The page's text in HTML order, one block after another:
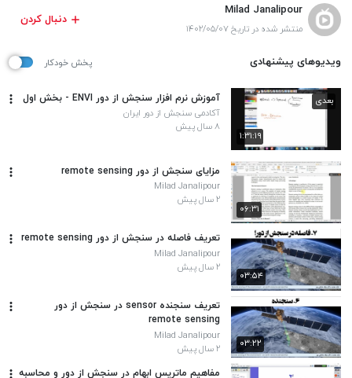
Milad Janalipour
منتشر شده در تاریخ ۱۴۰۲/۰۵/۰۷
دنبال کردن
ویدیوهای پیشنهادی پخش خودکار
۱:۳۱:۱۹
بعدی آموزش نرم افزار سنجش از دور ENVI - بخش اول
آکادمی سنجش از دور ایران
۸ سال پیش
۰۶:۳۱
مزایای سنجش از دور remote sensing
Milad Janalipour
۲ سال پیش
۰۳:۵۴
تعریف فاصله در سنجش از دور remote sensing
Milad Janalipour
۲ سال پیش
۰۳:۲۲
تعریف سنجنده sensor در سنجش از دور
remote sensing
Milad Janalipour
۲ سال پیش
مفاهیم ماتریس ابهام در سنجش از دور و محاسبه